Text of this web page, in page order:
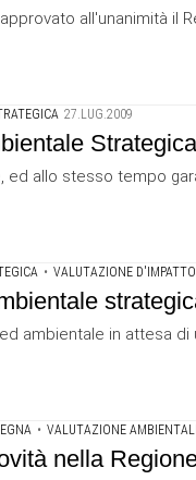
all'unanimità
27.LUG.2009
allo stesso tempo
• VALUTAZIONE
ambientale in attesa
• VALUTAZIONE
nella